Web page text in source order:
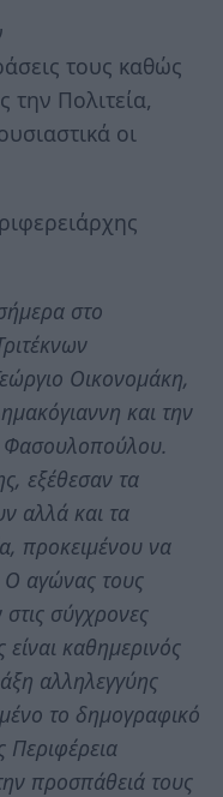
τους καθώς
την Πολιτεία,
οι
στο
Οικονομάκη,
και την
Φασουλοπούλου.
εξέθεσαν τα
αλλά και τα
προκειμένου να
Ο αγώνας τους
σύγχρονες
είναι καθημερινός
αλληλεγγύης
το δημογραφικό
προσπάθειά τους